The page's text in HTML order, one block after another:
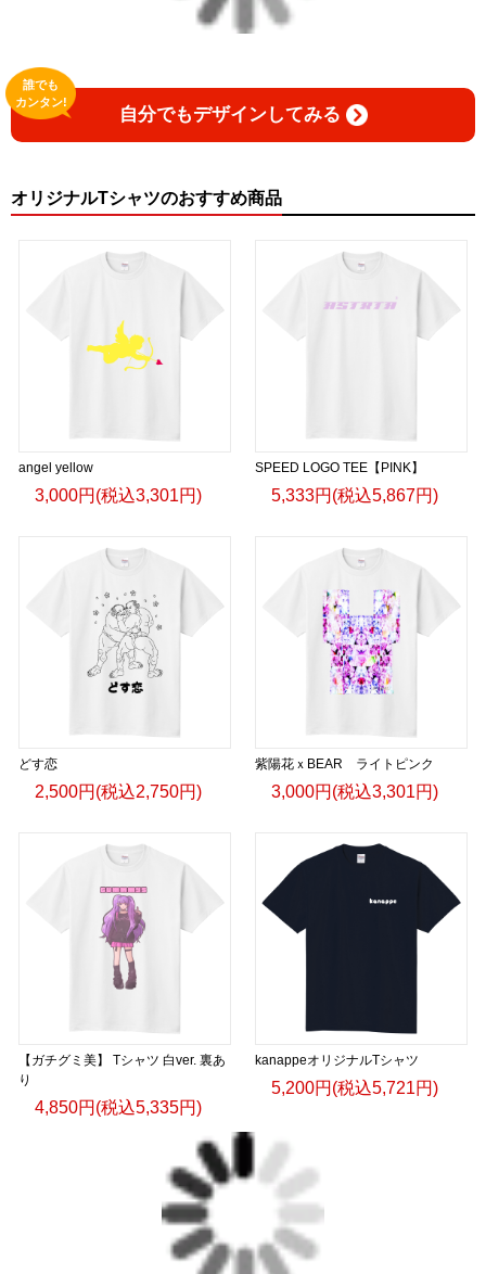
自分でもデザインしてみる
誰でも
カンタン!
オリジナルTシャツのおすすめ商品
angel yellow
3,000円(税込3,301円)
SPEED LOGO TEE【PINK】
5,333円(税込5,867円)
どす恋
2,500円(税込2,750円)
紫陽花ｘBEAR ライトピンク
3,000円(税込3,301円)
【ガチグミ美】 Tシャツ 白ver. 裏あ
り
4,850円(税込5,335円)
kanappeオリジナルTシャツ
5,200円(税込5,721円)